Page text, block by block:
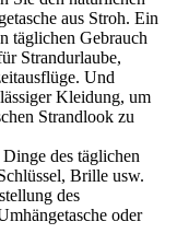
aus Stroh. Ein
täglichen Gebrauch
Strandurlaube,
Und
Kleidung, um
Strandlook zu
des täglichen
Brille usw.
des
oder